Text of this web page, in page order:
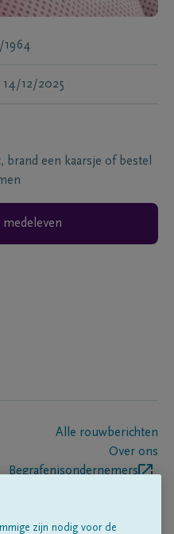
1964
14/12/2025
een kaarsje of bestel
medeleven
Alle rouwberichten
Over ons
Begrafenisondernemers
zijn nodig voor de